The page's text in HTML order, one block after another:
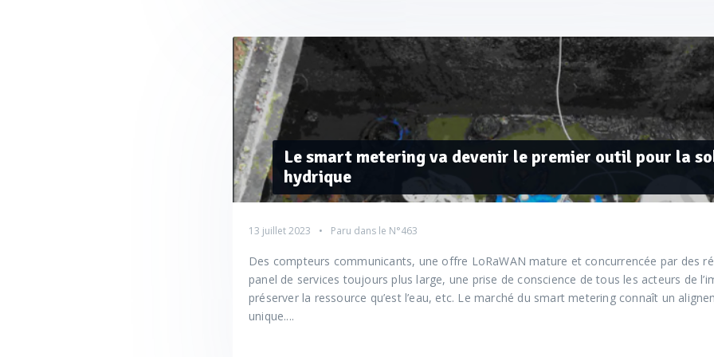
Le smart metering va devenir le premier outil pour la
hydrique
13 juillet 2023 Paru dans le N°463
Des compteurs communicants, une offre LoRaWAN mature et concurrencée par des
panel de services toujours plus large, une prise de conscience de tous les acteurs de
préserver la ressource qu’est l’eau, etc. Le marché du smart metering connaît un
unique....